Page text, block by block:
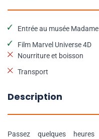
Entrée au musée
Film Marvel Universe 4D
Nourriture et boisson
Transport
Description
Passez quelques